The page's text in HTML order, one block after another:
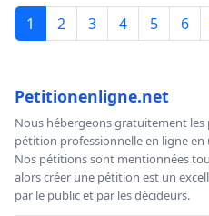
1 2 3 4 5 6
Petitionenligne.net
Nous hébergeons gratuitement les
pétition professionnelle en ligne
Nos pétitions sont mentionnées
alors créer une pétition est un
par le public et par les décideurs.